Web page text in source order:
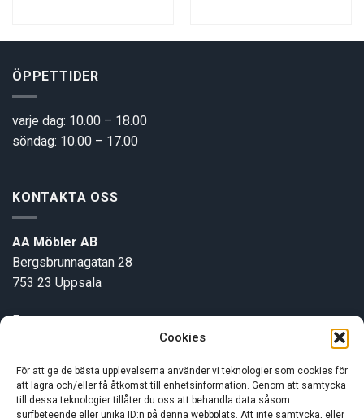
Cookies
För att ge de bästa upplevelserna använder vi teknologier som cookies för
att lagra och/eller få åtkomst till enhetsinformation. Genom att samtycka
till dessa teknologier tillåter du oss att behandla data såsom
surfbeteende eller unika ID:n på denna webbplats. Att inte samtycka, eller
ÖPPETTIDER
varje dag: 10.00 – 18.00
söndag: 10.00 – 17.00
KONTAKTA OSS
AA Möbler AB
Bergsbrunnagatan 28
753 23 Uppsala
E-post:
INFORMATION